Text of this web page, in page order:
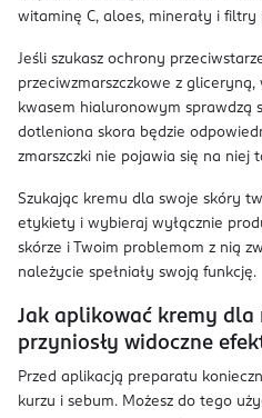
witaminę C, aloes, minerały i filtry
Jeśli szukasz ochrony
przeciwzmarszczkowe z
kwasem hialuronowym sprawdzą
dotleniona skora będzie
zmarszczki nie pojawia się na niej
Szukając kremu dla swoje skóry
etykiety i wybieraj wyłącznie
skórze i Twoim problemom z nią
należycie spełniały swoją funkcję.
Jak aplikować kremy dla
przyniosły widoczne
Przed aplikacją preparatu
kurzu i sebum. Możesz do tego